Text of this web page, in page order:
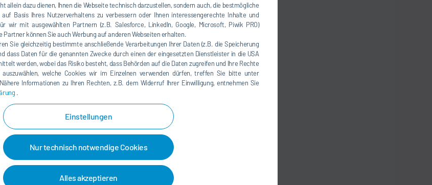
allein dazu dienen, Ihnen die Webseite technisch darzustellen, sondern auch, die bestmögliche
Basis Ihres Nutzerverhaltens zu verbessern oder Ihnen interessengerechte Inhalte und
wir mit ausgewählten Partnern (z.B. Salesforce, LinkedIn, Google, Microsoft, Piwik PRO)
Partner können Sie auch Werbung auf anderen Webseiten erhalten.
Sie gleichzeitig bestimmte anschließende Verarbeitungen Ihrer Daten (z.B. die Speicherung
dass Daten für die genannten Zwecke durch einen der eingesetzten Dienstleister in die USA
werden, wobei das Risiko besteht, dass Behörden auf die Daten zugreifen und Ihre Rechte
welche Cookies wir im Einzelnen verwenden dürfen, treffen Sie bitte unter
Informationen zu Ihren Rechten, z.B. dem Widerruf Ihrer Einwilligung, entnehmen Sie
.
Einstellungen
Nur technisch notwendige Cookies
Alles akzeptieren
katalytischen Entstickung mittels SCR-
lässt aber keinen Spielraum mehr für
Feinstaub. Als Alternative prüfte Dürr den
einem nachgeschaltenem SCR
Grenzwerte eingehalten, erwies sich
als unwirtschaftlich. Da die Entstickung mit
eines Schlauchfilters benötigt, wird eine
Grund wurde dieser Prozess als zu teuer
erwies sich die von Dürr neu entwickelte
die aktuellen Grenzwerte um 50 %
in der Zukunft und ermöglicht es heute,
Die drei Prozessvarianten sind in